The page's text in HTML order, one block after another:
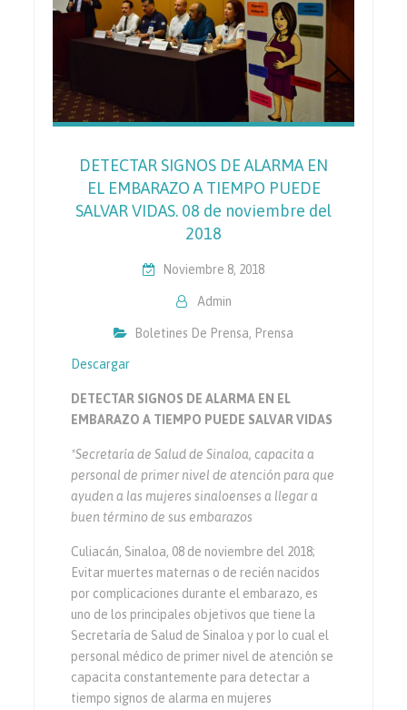
DETECTAR SIGNOS DE ALARMA EN
EL EMBARAZO A TIEMPO PUEDE
SALVAR VIDAS. 08 de noviembre del
2018
Noviembre 8, 2018
Admin
Boletines De Prensa, Prensa
Descargar
DETECTAR SIGNOS DE ALARMA EN EL
EMBARAZO A TIEMPO PUEDE SALVAR VIDAS
*Secretaría de Salud de Sinaloa, capacita a
personal de primer nivel de atención para que
ayuden a las mujeres sinaloenses a llegar a
buen término de sus embarazos
Culiacán, Sinaloa, 08 de noviembre del 2018;
Evitar muertes maternas o de recién nacidos
por complicaciones durante el embarazo, es
uno de los principales objetivos que tiene la
Secretaría de Salud de Sinaloa y por lo cual el
personal médico de primer nivel de atención se
capacita constantemente para detectar a
tiempo signos de alarma en mujeres